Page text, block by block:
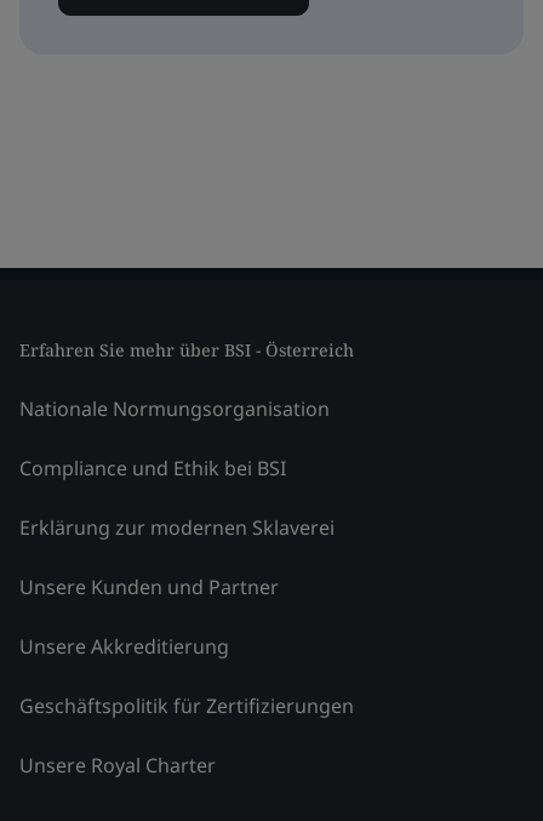
Erfahren Sie mehr über BSI - Österreich
Nationale Normungsorganisation
Compliance und Ethik bei BSI
Erklärung zur modernen Sklaverei
Unsere Kunden und Partner
Unsere Akkreditierung
Geschäftspolitik für Zertifizierungen
Unsere Royal Charter